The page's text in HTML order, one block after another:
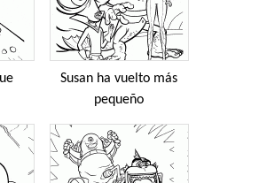
Susan ha vuelto más
pequeño